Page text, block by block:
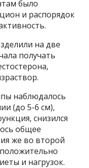
было
и распорядок
на две
получать
наблюдалось
(до 5-6 см),
снизился
общее
же во второй
и нагрузок.